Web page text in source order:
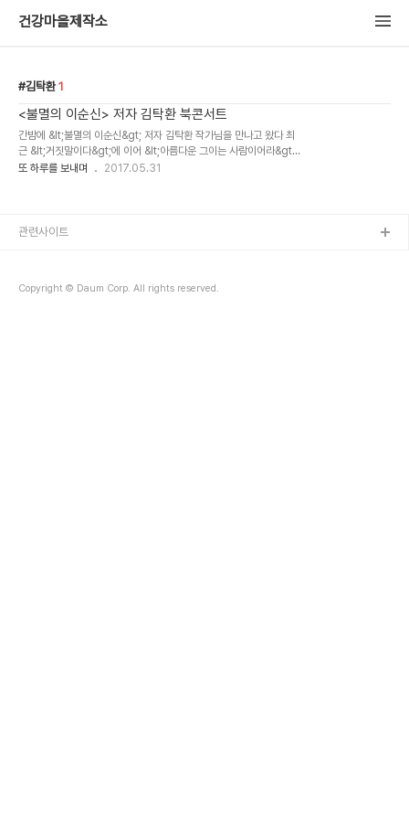
건강마을제작소
김탁환 1
<불멸의 이순신> 저자 김탁환 북콘서트
간밤에 &lt;불멸의 이순신&gt; 저자 김탁환 작가님을 만나고 왔다 최
근 &lt;거짓말이다&gt;에 이어 &lt;아름다운 그이는 사람이어라&gt;
를 출간하고 독자와 만남을 위해 전국투어 중이란다. 행사장 입구에 행
또 하루를 보내며 2017.05.31
Copyright © Daum Corp. All rights reserved.
관련사이트